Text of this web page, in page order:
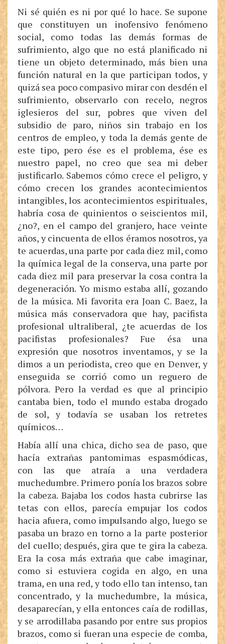
Ni sé quién es ni por qué lo hace. Se supone
que constituyen un inofensivo fenómeno
social, como todas las demás formas de
sufrimiento, algo que no está planificado ni
tiene un objeto determinado, más bien una
función natural en la que participan todos, y
quizá sea poco compasivo mirar con desdén el
sufrimiento, observarlo con recelo, negros
iglesieros del sur, pobres que viven del
subsidio de paro, niños sin trabajo en los
centros de empleo, y toda la demás gente de
este tipo, pero ése es el problema, ése es
nuestro papel, no creo que sea mi deber
justificarlo. Sabemos cómo crece el peligro, y
cómo crecen los grandes acontecimientos
intangibles, los acontecimientos espirituales,
habría cosa de quinientos o seiscientos mil,
¿no?, en el campo del granjero, hace veinte
años, y cincuenta de ellos éramos nosotros, ya
te acuerdas, una parte por cada diez mil, como
la química legal de la conserva, una parte por
cada diez mil para preservar la cosa contra la
degeneración. Yo mismo estaba allí, gozando
de la música. Mi favorita era Joan C. Baez, la
música más conservadora que hay, pacifista
profesional ultraliberal, ¿te acuerdas de los
pacifistas profesionales? Fue ésa una
expresión que nosotros inventamos, y se la
dimos a un periodista, creo que en Denver, y
enseguida se corrió como un reguero de
pólvora. Pero la verdad es que al principio
cantaba bien, todo el mundo estaba drogado
de sol, y todavía se usaban los retretes
químicos…
Había allí una chica, dicho sea de paso, que
hacía extrañas pantomimas espasmódicas,
con las que atraía a una verdadera
muchedumbre. Primero ponía los brazos sobre
la cabeza. Bajaba los codos hasta cubrirse las
tetas con ellos, parecía empujar los codos
hacia afuera, como impulsando algo, luego se
pasaba un brazo en torno a la parte posterior
del cuello; después, gira que te gira la cabeza.
Era la cosa más extraña que cabe imaginar,
como si estuviera cogida en algo, en una
trama, en una red, y todo ello tan intenso, tan
concentrado, y la muchedumbre, la música,
desaparecían, y ella entonces caía de rodillas,
y se arrodillaba pasando por entre sus propios
brazos, como si fueran una especie de comba,